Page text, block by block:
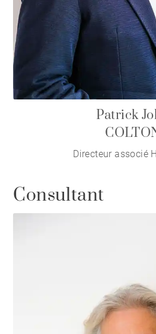
Patrick
Directeur associé
Consultant